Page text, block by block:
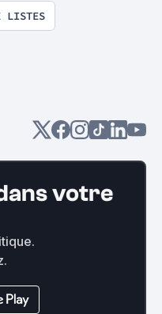
LISTES
votre